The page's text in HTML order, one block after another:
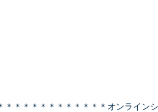
＊＊＊＊＊＊＊＊＊＊＊オンライ